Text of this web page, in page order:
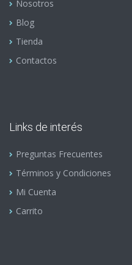
Nosotros
Blog
Tienda
Contactos
Links de interés
Preguntas Frecuentes
Términos y Condiciones
Mi Cuenta
Carrito